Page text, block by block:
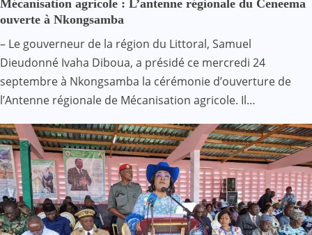
Mécanisation agricole : L’antenne régionale du Ceneema
ouverte à Nkongsamba
– Le gouverneur de la région du Littoral, Samuel
Dieudonné Ivaha Diboua, a présidé ce mercredi 24
septembre à Nkongsamba la cérémonie d’ouverture de
l’Antenne régionale de Mécanisation agricole. Il…